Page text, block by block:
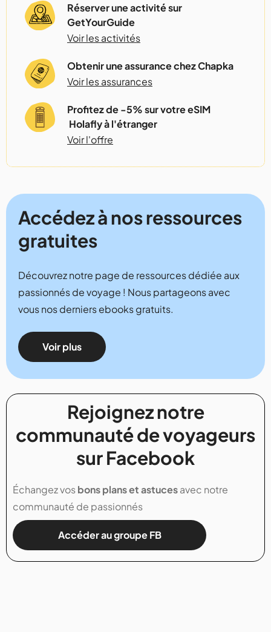
Réserver une activité sur
GetYourGuide
Voir les activités
Obtenir une assurance chez Chapka
Voir les assurances
Profitez de -5% sur votre eSIM
Holafly à l'étranger
Voir l'offre
Accédez à nos ressources
gratuites
Découvrez notre page de ressources dédiée aux
passionnés de voyage ! Nous partageons avec
vous nos derniers ebooks gratuits.
Voir plus
Rejoignez notre
communauté de voyageurs
sur Facebook
Échangez vosbons plans et astucesavec notre
communauté de passionnés
Accéder au groupe FB